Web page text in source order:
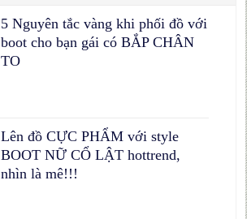
5 Nguyên tắc vàng khi phối đồ với
boot cho bạn gái có BẮP CHÂN
TO
Lên đồ CỰC PHẨM với style
BOOT NỮ CỔ LẬT hottrend,
nhìn là mê!!!